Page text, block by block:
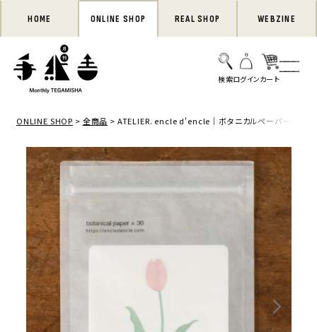
HOME ONLINE SHOP REAL SHOP WEBZINE
ONLINE SHOP 全商品 ATELIER. encle d'encle｜ボタニカルペーパー「チュー